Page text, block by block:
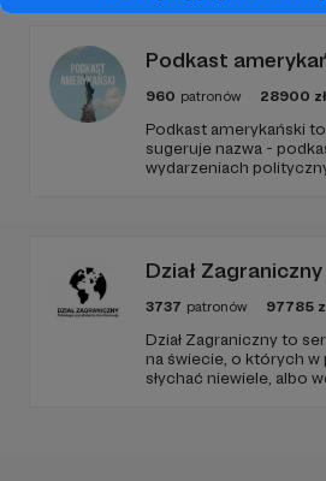
Podkast
960 patronów 28900 zł
Podkast amerykański
sugeruje nazwa -
wydarzeniach
Dział Zagraniczny
3737 patronów 97785
Dział Zagraniczny to
na świecie, o których
słychać niewiele, albo